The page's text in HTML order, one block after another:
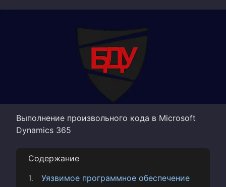
Выполнение произвольного кода в Microsoft
Dynamics 365
Содержание
Уязвимое программное обеспечение